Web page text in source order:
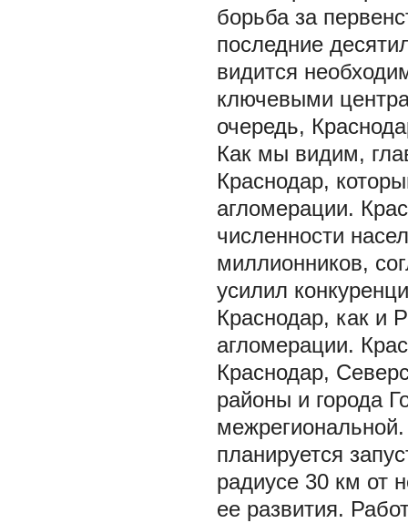
борьба за
последние
видится
ключевыми
очередь,
Как мы видим,
Краснодар,
агломерации.
численности
миллионников,
усилил
Краснодар, как и
агломерации.
Краснодар,
районы и города
планируется
радиусе 30 км от
ее развития.